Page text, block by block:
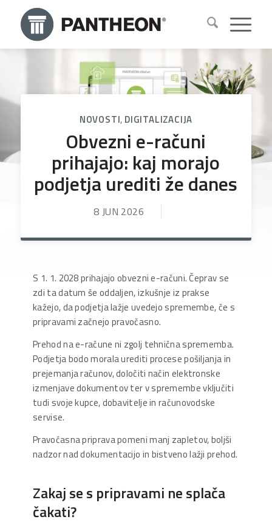
NOVOSTI, DIGITALIZACIJA
Obvezni e-računi
prihajajo: kaj morajo
podjetja urediti že danes
8 JUN 2026
S 1. 1. 2028 prihajajo obvezni e-računi. Čeprav se
zdi ta datum še oddaljen, izkušnje iz prakse
kažejo, da podjetja lažje uvedejo spremembe, če s
pripravami začnejo pravočasno.
Prehod na e-račune ni zgolj tehnična sprememba.
Podjetja bodo morala urediti procese pošiljanja in
prejemanja računov, določiti način elektronske
izmenjave dokumentov ter v spremembe vključiti
tudi svoje kupce, dobavitelje in računovodske
servise.
Pravočasna priprava pomeni manj zapletov, boljši
nadzor nad dokumentacijo in bistveno lažji prehod.
Zakaj se s pripravami ne splača
čakati?